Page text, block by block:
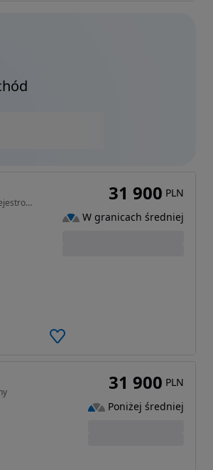
1968 cm3 • 150 KM • 2.0TDI CR 150KM Klimatronik Nawigacja Z_Niemiec_Zarejestrowany_w_PL 31 900 PLN
W granicach średniej
31 900 PLN
Poniżej średniej